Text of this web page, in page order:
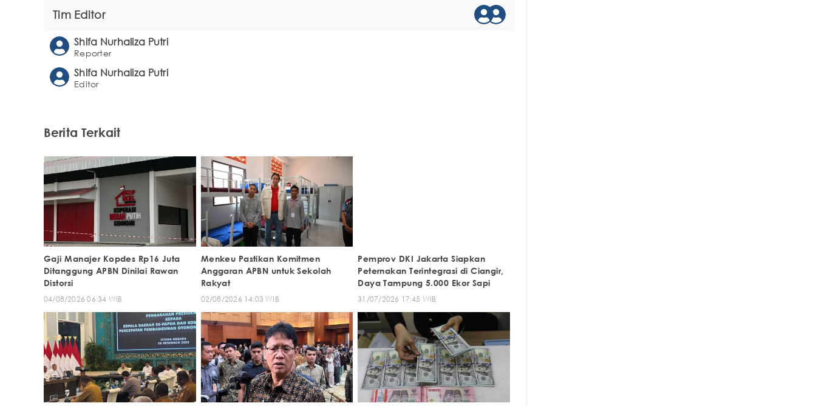
Tim Editor
Shifa Nurhaliza Putri
Reporter
Shifa Nurhaliza Putri
Editor
Berita Terkait
Gaji Manajer Kopdes Rp16 Juta
Ditanggung APBN Dinilai Rawan
Distorsi
04/08/2026 06:34 WIB
Menkeu Pastikan Komitmen
Anggaran APBN untuk Sekolah
Rakyat
02/08/2026 14:03 WIB
Pemprov DKI Jakarta Siapkan
Peternakan Terintegrasi di Ciangir,
Daya Tampung 5.000 Ekor Sapi
31/07/2026 17:45 WIB